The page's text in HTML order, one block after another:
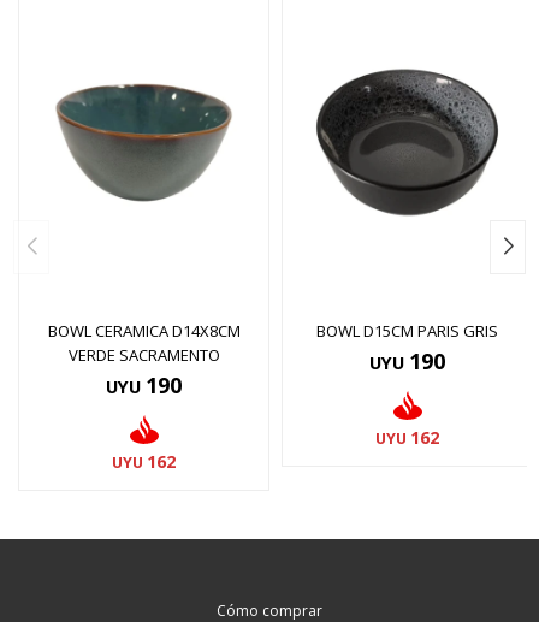
BOWL CERAMICA D14X8CM
VERDE SACRAMENTO
UYU 190
UYU 162
BOWL D15CM PARIS GRIS
UYU 190
UYU 162
Cómo comprar